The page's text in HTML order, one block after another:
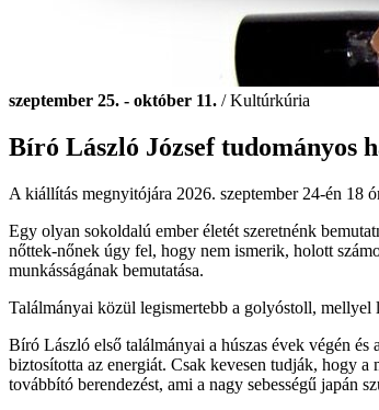
szeptember 25. - október 11. / Kultúrkúria
Bíró László József tudományos
A kiállítás megnyitójára 2026. szeptember 24-én 18
Egy olyan sokoldalú ember életét szeretnénk
nőttek-nőnek úgy fel, hogy nem ismerik, holott
munkásságának bemutatása.
Találmányai közül legismertebb a golyóstoll,
Bíró László első találmányai a húszas évek végén
biztosította az energiát. Csak kevesen tudják, hogy a
továbbító berendezést, ami a nagy sebességű japán